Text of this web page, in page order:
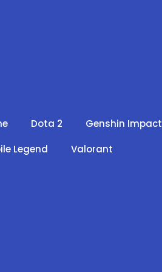
Dota 2 Genshin Impact
Legend
Valorant